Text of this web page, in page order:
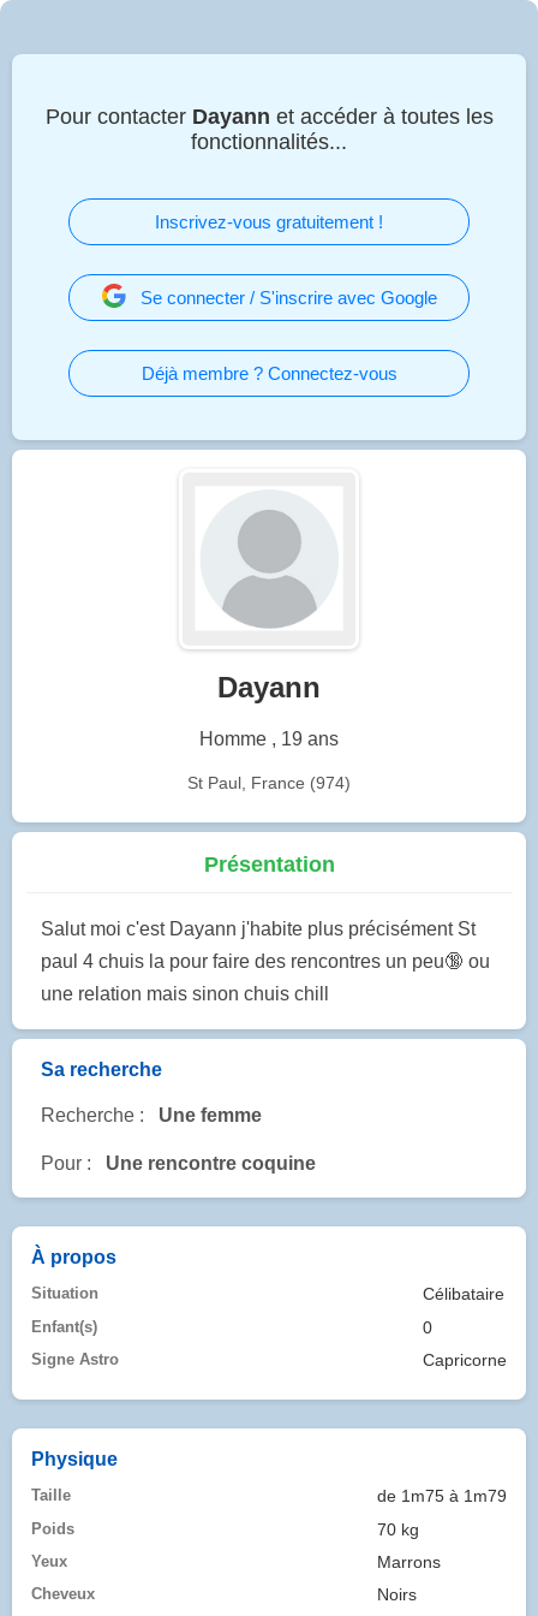
Pour contacter Dayann et accéder à toutes les
fonctionnalités...
Inscrivez-vous gratuitement !
Se connecter / S'inscrire avec Google
Déjà membre ? Connectez-vous
Dayann
Homme , 19 ans
St Paul, France (974)
Présentation
Salut moi c'est Dayann j'habite plus précisément St
paul 4 chuis la pour faire des rencontres un peu🔞 ou
une relation mais sinon chuis chill
Sa recherche
Recherche : Une femme
Pour : Une rencontre coquine
À propos
Situation Célibataire
Enfant(s) 0
Signe Astro Capricorne
Physique
Taille de 1m75 à 1m79
Poids 70 kg
Yeux Marrons
Cheveux Noirs